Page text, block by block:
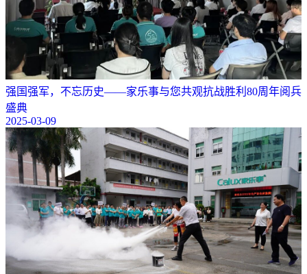
强国强军，不忘历史——家乐事与您共观抗战胜利80周年阅兵
盛典
2025-03-09